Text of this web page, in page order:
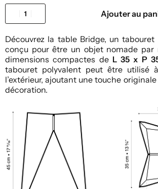
Ajouter au
Découvrez la table Bridge, un
conçu pour être un objet nomade par
dimensions compactes de L 35 x P
tabouret polyvalent peut être utilisé
l’extérieur, ajoutant une touche
décoration.